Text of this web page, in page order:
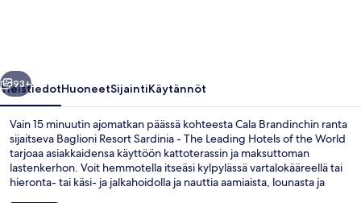
of
the
World
valokuvagalleria
Seuraava
93+
YleistiedotHuoneetSijaintiKäytännöt
Vain 15 minuutin ajomatkan päässä kohteesta Cala Brandinchin ranta
sijaitseva Baglioni Resort Sardinia - The Leading Hotels of the World
tarjoaa asiakkaidensa käyttöön kattoterassin ja maksuttoman
lastenkerhon. Voit hemmotella itseäsi kylpylässä vartalokääreellä tai
hieronta- tai käsi- ja jalkahoidolla ja nauttia aamiaista, lounasta ja